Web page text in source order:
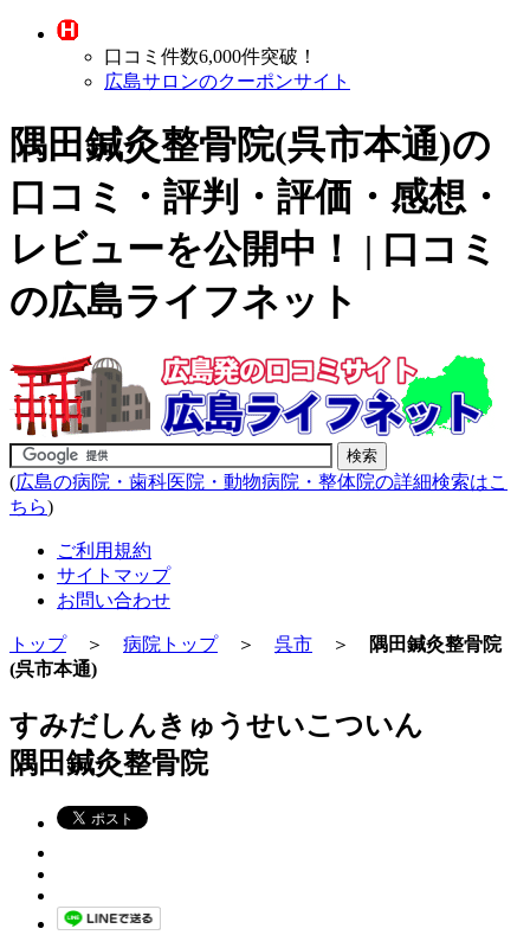
口コミ件数6,000件突破！
広島サロンのクーポンサイト
隅田鍼灸整骨院(呉市本通)の
口コミ・評判・評価・感想・
レビューを公開中！ | 口コミ
の広島ライフネット
(広島の病院・歯科医院・動物病院・整体院の詳細検索はこ
ちら)
ご利用規約
サイトマップ
お問い合わせ
トップ＞ 病院トップ＞ 呉市 ＞
隅田鍼灸整骨院
(呉市本通)
すみだしんきゅうせいこついん
隅田鍼灸整骨院